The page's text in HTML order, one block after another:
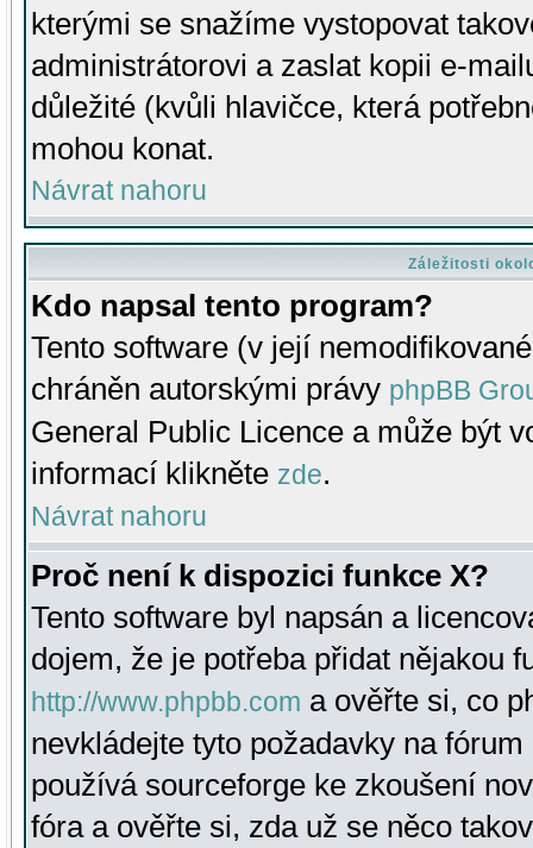
kterými se snažíme vystopovat
administrátorovi a zaslat kopii e-
důležité (kvůli hlavičce, která
mohou konat.
Návrat nahoru
Záležitosti
Kdo napsal tento program?
Tento software (v její
chráněn autorskými právy phpBB
General Public Licence a může být
informací klikněte zde.
Návrat nahoru
Proč není k dispozici funkce X?
Tento software byl napsán a
dojem, že je potřeba přidat nějakou
http://www.phpbb.com a ověřte si, co
nevkládejte tyto požadavky na
používá sourceforge ke zkoušení
fóra a ověřte si, zda už se něco